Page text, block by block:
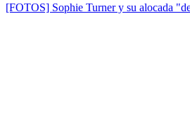
[FOTOS] Sophie Turner y su alocada